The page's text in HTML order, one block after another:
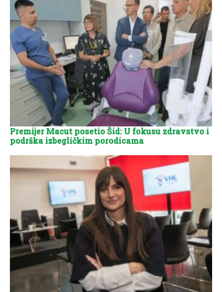
Premijer Macut posetio Šid: U fokusu zdravstvo i
podrška izbegličkim porodicama